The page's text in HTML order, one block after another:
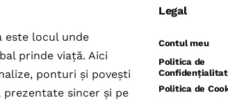
este locul unde
prinde viață. Aici
ponturi și povești
sincer și pe
Legal
Contul meu
Politica de
Politica de